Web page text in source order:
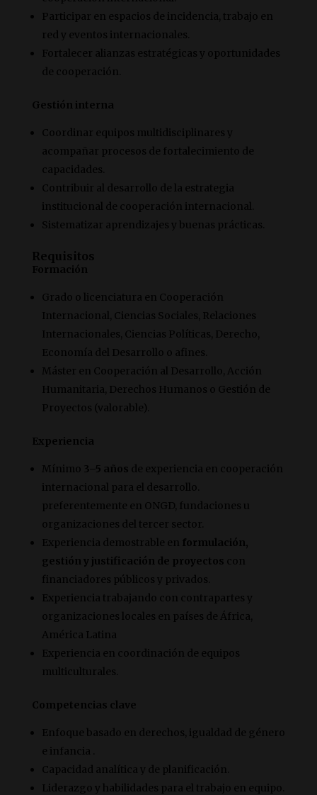
Participar en espacios de incidencia, trabajo en
red y eventos internacionales.
Fortalecer alianzas estratégicas y oportunidades
de cooperación.
Gestión interna
Coordinar equipos multidisciplinares y
acompañar procesos de fortalecimiento de
capacidades.
Contribuir al desarrollo de la estrategia
institucional de cooperación internacional.
Sistematizar aprendizajes y buenas prácticas.
Requisitos
Formación
Grado o licenciatura en Cooperación
Internacional, Ciencias Sociales, Relaciones
Internacionales, Ciencias Políticas, Derecho,
Economía del Desarrollo o afines.
Máster en Cooperación al Desarrollo, Acción
Humanitaria, Derechos Humanos o Gestión de
Proyectos (valorable).
Experiencia
Mínimo 3–5 años de experiencia en cooperación
internacional para el desarrollo.
preferentemente en ONGD, fundaciones u
organizaciones del tercer sector.
Experiencia demostrable en formulación,
gestión y justificación de proyectos con
financiadores públicos y privados.
Experiencia trabajando con contrapartes y
organizaciones locales en países de África,
América Latina
Experiencia en coordinación de equipos
multiculturales.
Competencias clave
Enfoque basado en derechos, igualdad de género
e infancia .
Capacidad analítica y de planificación.
Liderazgo y habilidades para el trabajo en equipo.